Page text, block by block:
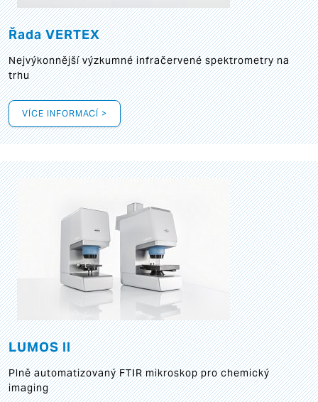
Řada VERTEX
Nejvýkonnější výzkumné infračervené spektrometry na
trhu
VÍCE INFORMACÍ >
LUMOS II
Plně automatizovaný FTIR mikroskop pro chemický
imaging